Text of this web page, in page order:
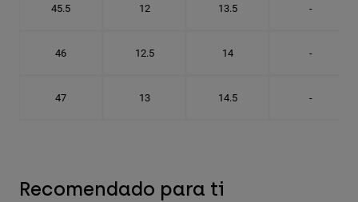
45.5 12 13.5 -
46 12.5 14 -
47 13 14.5 -
Recomendado para ti